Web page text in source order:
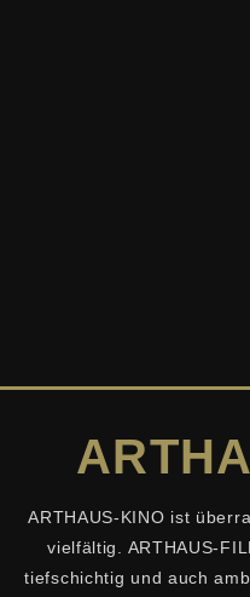
ARTHAUS-KINO ist
vielfältig. ARTHAUS-
tiefschichtig und auch